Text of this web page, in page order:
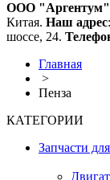
ООО "Аргентум"
Китая. Наш адрес
шоссе, 24.
Главная
>
Пенза
КАТЕГОРИИ
Запчасти